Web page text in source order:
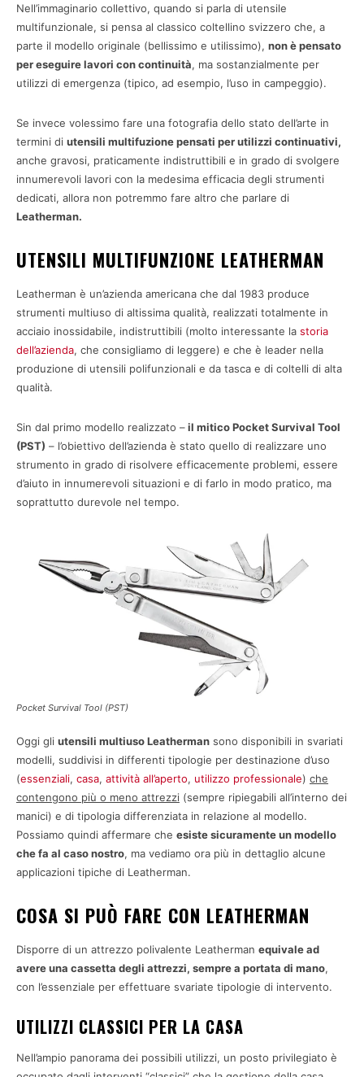
Nell’immaginario collettivo, quando si parla di utensile
multifunzionale, si pensa al classico coltellino svizzero che, a
parte il modello originale (bellissimo e utilissimo), non è pensato
per eseguire lavori con continuità, ma sostanzialmente per
utilizzi di emergenza (tipico, ad esempio, l’uso in campeggio).
Se invece volessimo fare una fotografia dello stato dell’arte in
termini di utensili multifuzione pensati per utilizzi continuativi,
anche gravosi, praticamente indistruttibili e in grado di svolgere
innumerevoli lavori con la medesima efficacia degli strumenti
dedicati, allora non potremmo fare altro che parlare di
Leatherman.
UTENSILI MULTIFUNZIONE LEATHERMAN
Leatherman è un’azienda americana che dal 1983 produce
strumenti multiuso di altissima qualità, realizzati totalmente in
acciaio inossidabile, indistruttibili (molto interessante la storia
dell’azienda, che consigliamo di leggere) e che è leader nella
produzione di utensili polifunzionali e da tasca e di coltelli di alta
qualità.
Sin dal primo modello realizzato –il mitico Pocket Survival Tool
(PST) – l’obiettivo dell’azienda è stato quello di realizzare uno
strumento in grado di risolvere efficacemente problemi, essere
d’aiuto in innumerevoli situazioni e di farlo in modo pratico, ma
soprattutto durevole nel tempo.
Pocket Survival Tool (PST)
Oggi gli utensili multiuso Leatherman sono disponibili in svariati
modelli, suddivisi in differenti tipologie per destinazione d’uso
(essenziali, casa, attività all’aperto, utilizzo professionale) che
contengono più o meno attrezzi (sempre ripiegabili all’interno dei
manici) e di tipologia differenziata in relazione al modello.
Possiamo quindi affermare che esiste sicuramente un modello
che fa al caso nostro, ma vediamo ora più in dettaglio alcune
applicazioni tipiche di Leatherman.
COSA SI PUÒ FARE CON LEATHERMAN
Disporre di un attrezzo polivalente Leatherman equivale ad
avere una cassetta degli attrezzi, sempre a portata di mano,
con l’essenziale per effettuare svariate tipologie di intervento.
UTILIZZI CLASSICI PER LA CASA
Nell’ampio panorama dei possibili utilizzi, un posto privilegiato è